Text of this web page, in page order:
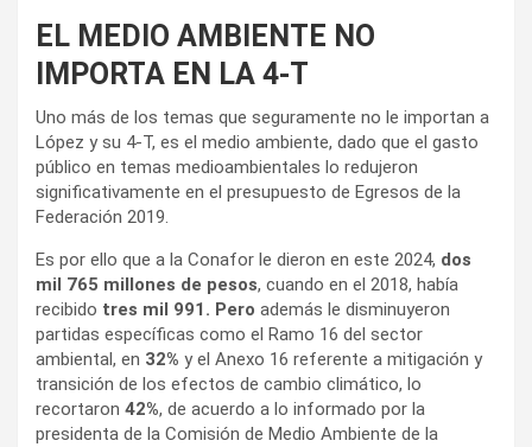
EL MEDIO AMBIENTE NO
IMPORTA EN LA 4-T
Uno más de los temas que seguramente no le importan a
López y su 4-T, es el medio ambiente, dado que el gasto
público en temas medioambientales lo redujeron
significativamente en el presupuesto de Egresos de la
Federación 2019.
Es por ello que a la Conafor le dieron en este 2024, dos
mil 765 millones de pesos, cuando en el 2018, había
recibido tres mil 991. Pero además le disminuyeron
partidas específicas como el Ramo 16 del sector
ambiental, en 32% y el Anexo 16 referente a mitigación y
transición de los efectos de cambio climático, lo
recortaron 42%, de acuerdo a lo informado por la
presidenta de la Comisión de Medio Ambiente de la